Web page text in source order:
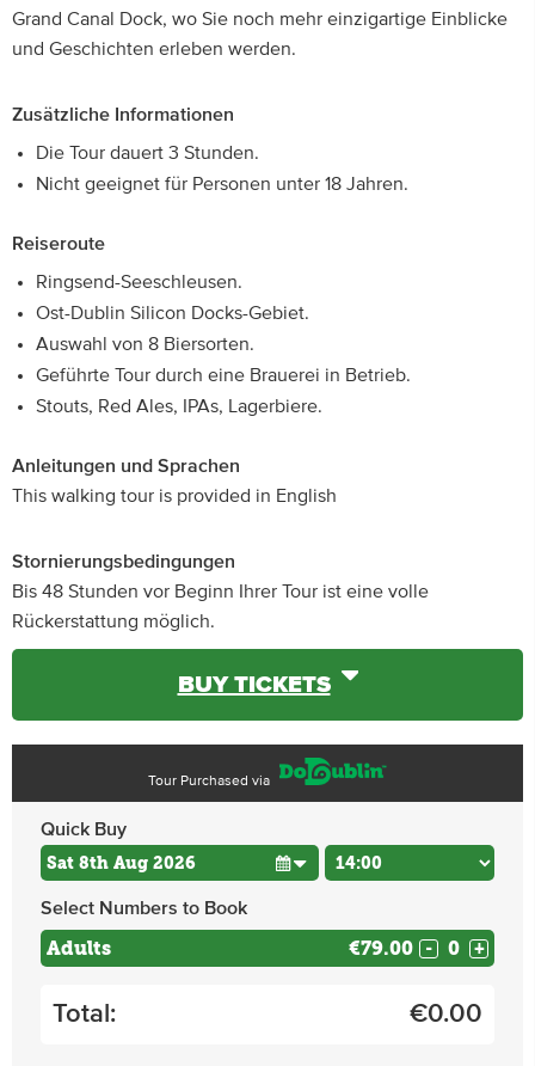
Grand Canal Dock, wo Sie noch mehr einzigartige Einblicke
und Geschichten erleben werden.
Zusätzliche Informationen
Die Tour dauert 3 Stunden.
Nicht geeignet für Personen unter 18 Jahren.
Reiseroute
Ringsend-Seeschleusen.
Ost-Dublin Silicon Docks-Gebiet.
Auswahl von 8 Biersorten.
Geführte Tour durch eine Brauerei in Betrieb.
Stouts, Red Ales, IPAs, Lagerbiere.
Anleitungen und Sprachen
This walking tour is provided in English
Stornierungsbedingungen
Bis 48 Stunden vor Beginn Ihrer Tour ist eine volle
Rückerstattung möglich.
BUY TICKETS
Tour Purchased via
Quick Buy
Select Numbers to Book
Adults €79.00 - +
Total: €0.00